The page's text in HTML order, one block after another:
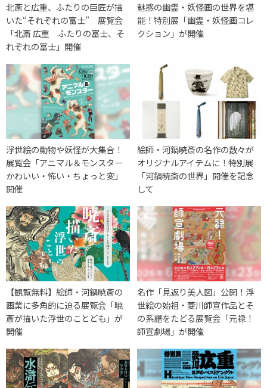
北斎と広重、ふたりの巨匠が描
いた“それぞれの富士” 展覧会
「北斎 広重 ふたりの富士、そ
れぞれの富士」開催
魅惑の幽霊・妖怪画の世界を堪
能！特別展「幽霊・妖怪画コレ
クション」が開催
浮世絵の動物や妖怪が大集合！
展覧会「アニマル＆モンスター
かわいい・怖い・ちょっと変」
開催
絵師・河鍋暁斎の名作の数々が
オリジナルアイテムに！特別展
「河鍋暁斎の世界」開催を記念
して
【観覧無料】絵師・河鍋暁斎の
画業に多角的に迫る展覧会「暁
斎が描いた浮世のことども」が
開催
名作「見返り美人図」公開！浮
世絵の始祖・菱川師宣作品とそ
の系譜をたどる展覧会「元禄！
師宣劇場」が開催